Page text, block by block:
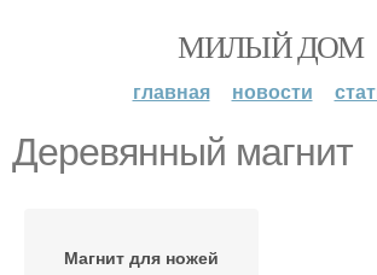
МИЛЫЙ ДОМ
главная новости
Деревянный магнит
Магнит для ножей